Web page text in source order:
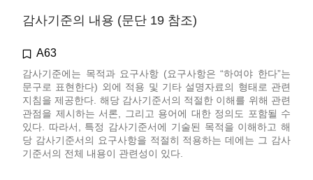
감사기준의 내용 (문단 19 참조)
A63
감사기준에는 목적과 요구사항 (요구사항은 “하여야 한다”는
문구로 표현한다) 외에 적용 및 기타 설명자료의 형태로 관련
지침을 제공한다. 해당 감사기준서의 적절한 이해를 위해 관련
관점을 제시하는 서론, 그리고 용어에 대한 정의도 포함될 수
있다. 따라서, 특정 감사기준서에 기술된 목적을 이해하고 해
당 감사기준서의 요구사항을 적절히 적용하는 데에는 그 감사
기준서의 전체 내용이 관련성이 있다.